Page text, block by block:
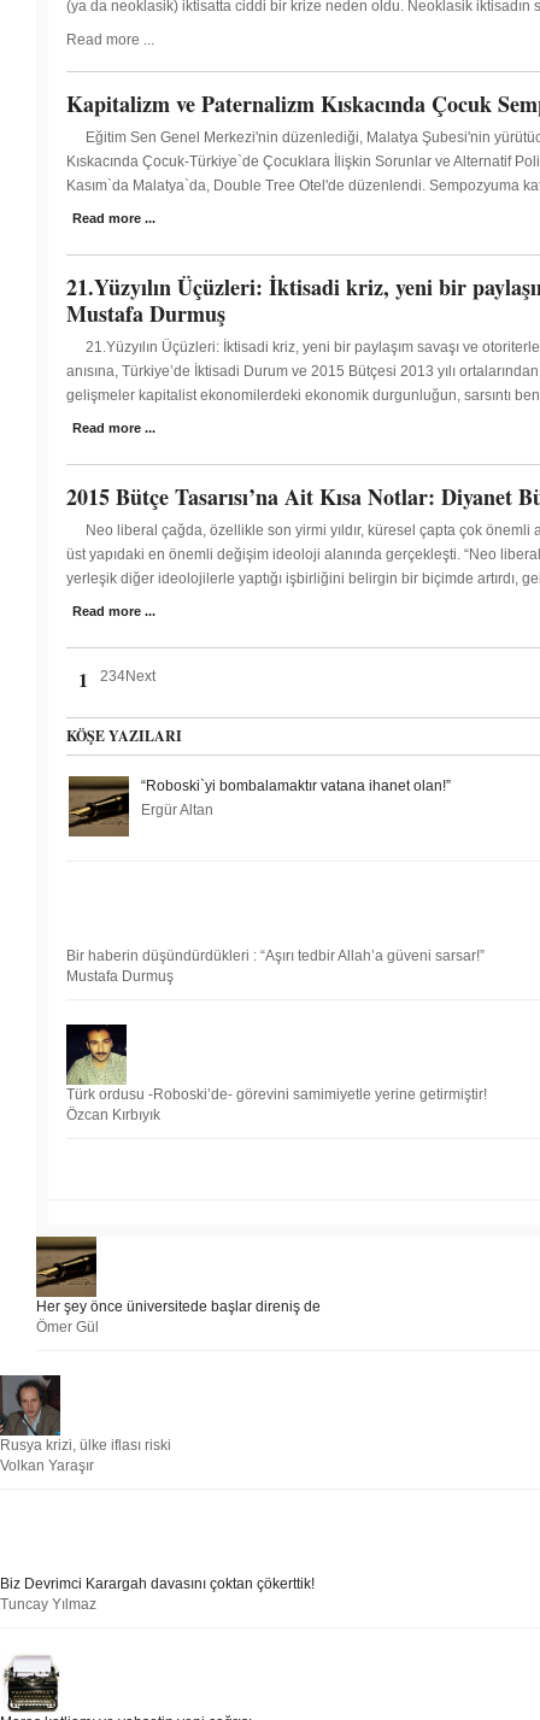
(ya da neoklasik) iktisatta ciddi bir krize neden oldu. Neoklasik iktisadın
Read more ...
Kapitalizm ve Paternalizm Kıskacında Çocuk
Eğitim Sen Genel Merkezi'nin düzenlediği, Malatya Şubesi'nin
Kıskacında Çocuk-Türkiye`de Çocuklara İlişkin Sorunlar ve Alternatif
Kasım`da Malatya`da, Double Tree Otel'de düzenlendi. Sempozyuma
Read more ...
21.Yüzyılın Üçüzleri: İktisadi kriz, yeni bir
Mustafa Durmuş
21.Yüzyılın Üçüzleri: İktisadi kriz, yeni bir paylaşım savaşı ve
anısına, Türkiye’de İktisadi Durum ve 2015 Bütçesi 2013 yılı
gelişmeler kapitalist ekonomilerdeki ekonomik durgunluğun, sarsıntı
Read more ...
2015 Bütçe Tasarısı’na Ait Kısa Notlar: Diyanet
Neo liberal çağda, özellikle son yirmi yıldır, küresel çapta çok önemli
üst yapıdaki en önemli değişim ideoloji alanında gerçekleşti. “Neo
yerleşik diğer ideolojilerle yaptığı işbirliğini belirgin bir biçimde artırdı,
Read more ...
1 234Next
KÖŞE YAZILARI
“Roboski`yi bombalamaktır vatana ihanet olan!”
Ergür Altan
Bir haberin düşündürdükleri : “Aşırı tedbir Allah’a güveni sarsar!”
Mustafa Durmuş
Türk ordusu -Roboski’de- görevini samimiyetle yerine getirmiştir!
Özcan Kırbıyık
Her şey önce üniversitede başlar direniş de
Ömer Gül
Rusya krizi, ülke iflası riski
Volkan Yaraşır
Biz Devrimci Karargah davasını çoktan çökerttik!
Tuncay Yılmaz